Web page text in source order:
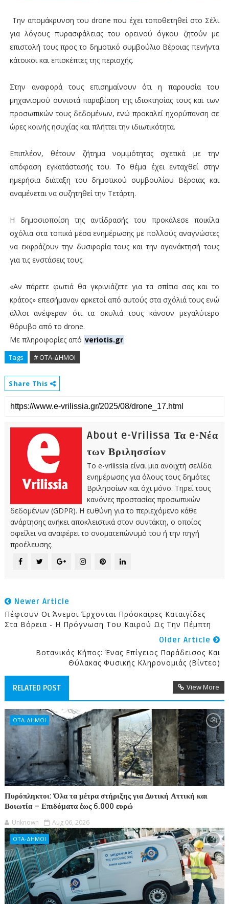
Την απομάκρυνση του drone που έχει τοποθετηθεί στο Σέλι
για λόγους πυρασφάλειας του ορεινού όγκου ζητούν με
επιστολή τους προς το δημοτικό συμβούλιο Βέροιας πενήντα
κάτοικοι και επισκέπτες της περιοχής.
Στην αναφορά τους επισημαίνουν ότι η παρουσία του
μηχανισμού συνιστά παραβίαση της ιδιοκτησίας τους και των
προσωπικών τους δεδομένων, ενώ προκαλεί ηχορύπανση σε
ώρες κοινής ησυχίας και πλήττει την ιδιωτικότητα.
Επιπλέον, θέτουν ζήτημα νομιμότητας σχετικά με την
απόφαση εγκατάστασής του. Το θέμα έχει ενταχθεί στην
ημερήσια διάταξη του δημοτικού συμβουλίου Βέροιας και
αναμένεται να συζητηθεί την Τετάρτη.
Η δημοσιοποίση της αντίδρασής του προκάλεσε ποικίλα
σχόλια στα τοπικά μέσα ενημέρωσης με πολλούς αναγνώστες
να εκφράζουν την δυσφορία τους και την αγανάκτησή τους
για τις ενστάσεις τους.
«Αν πάρετε φωτιά θα γκρινιάζετε για τα σπίτια σας και το
κράτος» επεσήμαναν αρκετοί από αυτούς στα σχόλιά τους ενώ
άλλοι ανέφεραν ότι τα σκυλιά τους κάνουν μεγαλύτερο
θόρυβο από το drone.
Με πληροφορίες από veriotis.gr
Tags # ΟΤΑ-ΔΗΜΟΙ
Share This
About e-Vrilissa Τα e-Νέα
των Βριλησσίων
Το e-vrilissia είναι μια ανοιχτή σελίδα
ενημέρωσης για όλους τους δημότες
Βριλησσίων και όχι μόνο. Τηρεί τους
κανόνες προστασίας προσωπικών
δεδομένων (GDPR). Η ευθύνη για το περιεχόμενο κάθε
ανάρτησης ανήκει αποκλειστικά στον συντάκτη, ο οποίος
οφείλει να αναφέρει το ονοματεπώνυμό του ή την πηγή
προέλευσης.
Newer Article
Πέφτουν Οι Άνεμοι Έρχονται Πρόσκαιρες Καταιγίδες
Στα Βόρεια - Η Πρόγνωση Του Καιρού Ως Την Πέμπτη
Older Article
Βοτανικός Κήπος: Ένας Επίγειος Παράδεισος Και
Θύλακας Φυσικής Κληρονομιάς (Βίντεο)
RELATED POST View More
ΟΤΑ-ΔΗΜΟΙ
Πυρόπληκτοι: Όλα τα μέτρα στήριξης για Δυτική Αττική και
Βοιωτία – Επιδόματα έως 6.000 ευρώ
Unknown Aug 06, 2026
ΟΤΑ-ΔΗΜΟΙ